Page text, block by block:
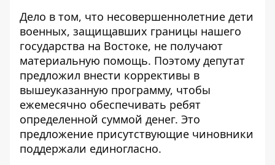
Дело в том, что несовершеннолетние дети
военных, защищавших границы нашего
государства на Востоке, не получают
материальную помощь. Поэтому депутат
предложил внести коррективы в
вышеуказанную программу, чтобы
ежемесячно обеспечивать ребят
определенной суммой денег. Это
предложение присутствующие чиновники
поддержали единогласно.